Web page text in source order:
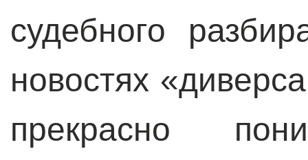
судебного
новостях
прекрасно